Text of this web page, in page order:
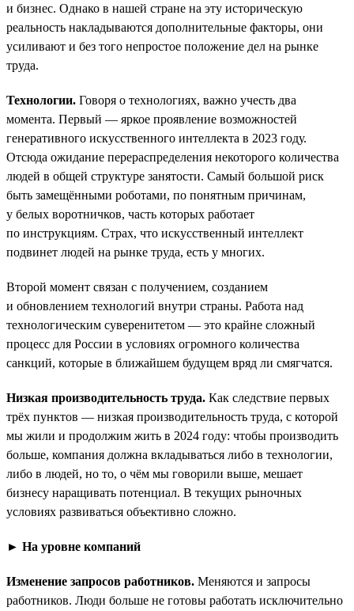
и бизнес. Однако в нашей стране на эту историческую
реальность накладываются дополнительные факторы, они
усиливают и без того непростое положение дел на рынке
труда.
Технологии. Говоря о технологиях, важно учесть два
момента. Первый — яркое проявление возможностей
генеративного искусственного интеллекта в 2023 году.
Отсюда ожидание перераспределения некоторого количества
людей в общей структуре занятости. Самый большой риск
быть замещёнными роботами, по понятным причинам,
у белых воротничков, часть которых работает
по инструкциям. Страх, что искусственный интеллект
подвинет людей на рынке труда, есть у многих.
Второй момент связан с получением, созданием
и обновлением технологий внутри страны. Работа над
технологическим суверенитетом — это крайне сложный
процесс для России в условиях огромного количества
санкций, которые в ближайшем будущем вряд ли смягчатся.
Низкая производительность труда. Как следствие первых
трёх пунктов — низкая производительность труда, с которой
мы жили и продолжим жить в 2024 году: чтобы производить
больше, компания должна вкладываться либо в технологии,
либо в людей, но то, о чём мы говорили выше, мешает
бизнесу наращивать потенциал. В текущих рыночных
условиях развиваться объективно сложно.
► На уровне компаний
Изменение запросов работников. Меняются и запросы
работников. Люди больше не готовы работать исключительно